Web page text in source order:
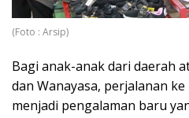
(Foto : Arsip)
Bagi anak-anak dari daerah
dan Wanayasa, perjalanan
menjadi pengalaman baru